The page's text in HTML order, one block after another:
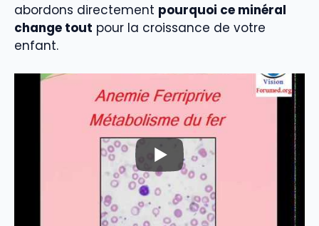
abordons directement pourquoi ce minéral
change tout pour la croissance de votre
enfant.